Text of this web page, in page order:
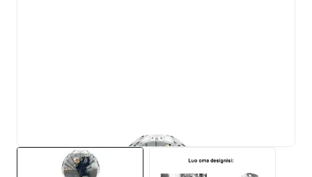
View larger image View larger image